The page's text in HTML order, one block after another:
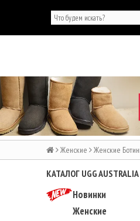
Женские Женские
КАТАЛОГ UGG AUSTRALIA
Новинки
Женские